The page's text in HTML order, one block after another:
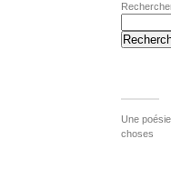
Une
choses